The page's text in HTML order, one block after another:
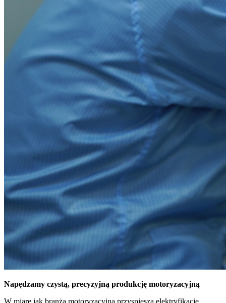
Napędzamy czystą, precyzyjną produkcję motoryzacyjną
W miarę jak branża motoryzacyjna przyspiesza elektryfikację,